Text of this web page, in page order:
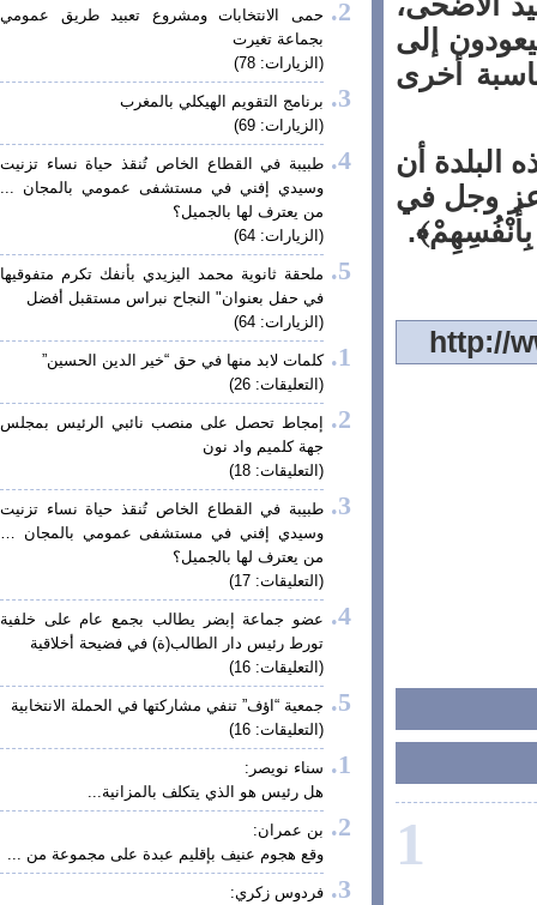
إلى
أخرى
أن
وجل في
1
حمى الانتخابات ومشروع تعبيد طريق عمومي
بجماعة تغيرت
(الزيارات: 78)
برنامج التقويم الهيكلي بالمغرب
(الزيارات: 69)
طبيبة في القطاع الخاص تُنقذ حياة نساء تزنيت
وسيدي إفني في مستشفى عمومي بالمجان ...
من يعترف لها بالجميل؟
(الزيارات: 64)
ملحقة ثانوية محمد اليزيدي بأنفك تكرم متفوقيها
في حفل بعنوان" النجاح نبراس مستقبل أفضل
(الزيارات: 64)
كلمات لابد منها في حق “خير الدين الحسين”
(التعليقات: 26)
إمجاط تحصل على منصب نائبي الرئيس بمجلس
جهة كلميم واد نون
(التعليقات: 18)
طبيبة في القطاع الخاص تُنقذ حياة نساء تزنيت
وسيدي إفني في مستشفى عمومي بالمجان …
من يعترف لها بالجميل؟
(التعليقات: 17)
عضو جماعة إبضر يطالب بجمع عام على خلفية
تورط رئيس دار الطالب(ة) في فضيحة أخلاقية
(التعليقات: 16)
جمعية “اؤف” تنفي مشاركتها في الحملة الانتخابية
(التعليقات: 16)
سناء نويصر:
هل رئيس هو الذي يتكلف بالمزانية...
بن عمران:
وقع هجوم عنيف بإقليم عبدة على مجموعة من ...
فردوس زكري: